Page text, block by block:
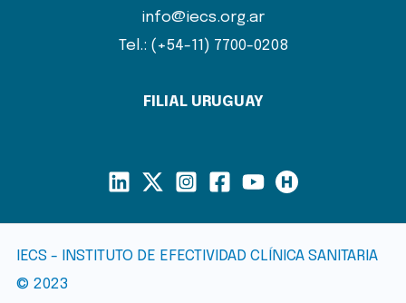
info@iecs.org.ar
Tel.: (+54-11) 7700-0208
FILIAL URUGUAY
IECS - INSTITUTO DE EFECTIVIDAD CLÍNICA SANITARIA
© 2023